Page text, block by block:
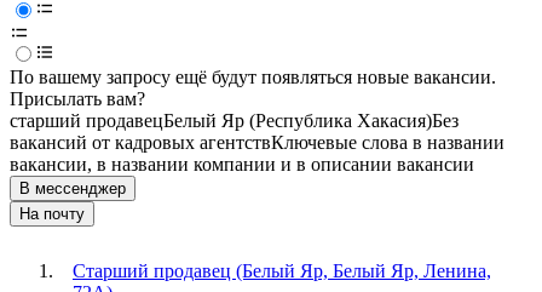
По вашему запросу ещё будут появляться новые вакансии.
Присылать вам?
старший продавецБелый Яр (Республика Хакасия)Без
вакансий от кадровых агентствКлючевые слова в названии
вакансии, в названии компании и в описании вакансии
В мессенджер
На почту
Старший продавец (Белый Яр, Белый Яр, Ленина,